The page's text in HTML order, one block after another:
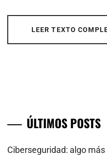
LEER TEXTO
ÚLTIMOS POSTS
Ciberseguridad: algo